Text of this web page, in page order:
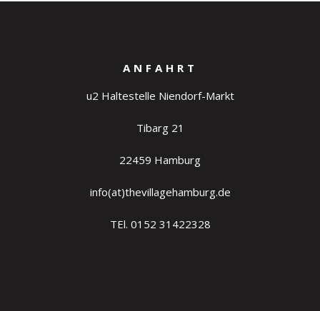
ANFAHRT
u2 Haltestelle Niendorf-Markt
Tibarg 21
22459 Hamburg
info(at)thevillagehamburg.de
TEl. 0152 31422328